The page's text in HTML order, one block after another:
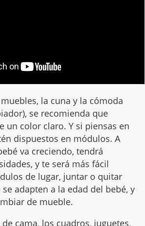
la cuna y la cómoda
se recomienda que
un color claro. Y si piensas en
dispuestos en módulos. A
va creciendo, tendrá
y te será más fácil
de lugar, juntar o quitar
adapten a la edad del bebé, y
de mueble.
cama, los cuadros, juguetes,